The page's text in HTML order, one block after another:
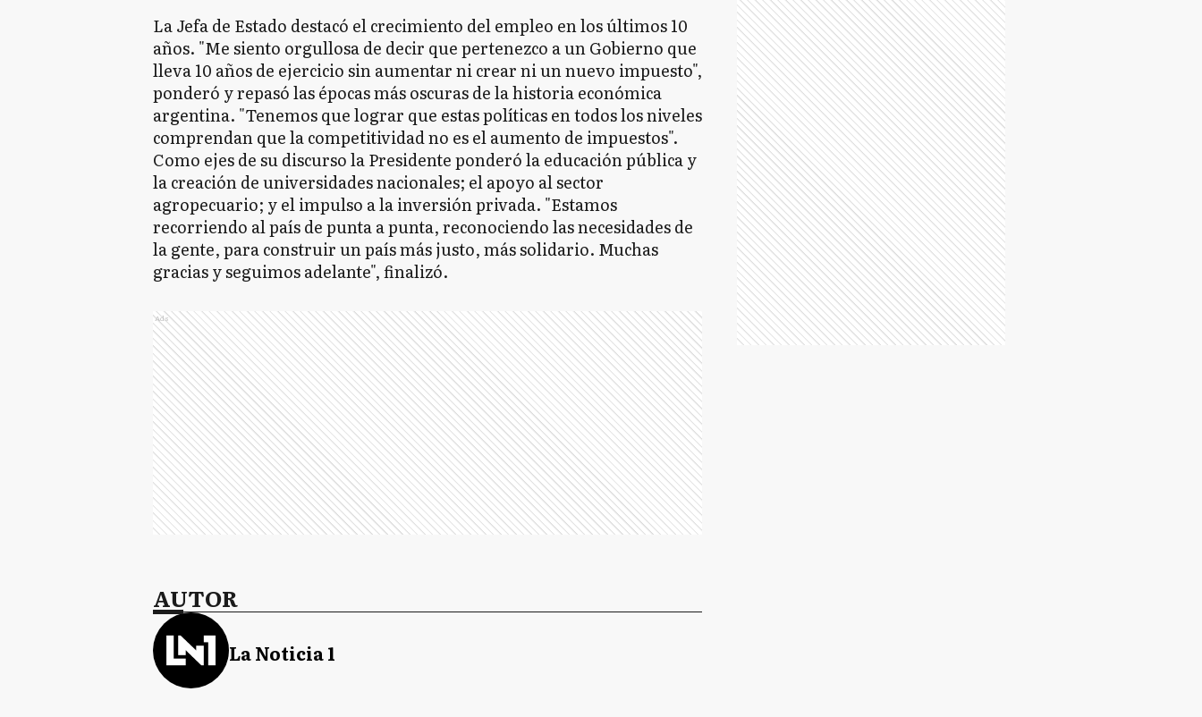
La Jefa de Estado destacó el crecimiento del empleo en los últimos 10
años. "Me siento orgullosa de decir que pertenezco a un Gobierno que
lleva 10 años de ejercicio sin aumentar ni crear ni un nuevo impuesto",
ponderó y repasó las épocas más oscuras de la historia económica
argentina. "Tenemos que lograr que estas políticas en todos los niveles
comprendan que la competitividad no es el aumento de impuestos".
Como ejes de su discurso la Presidente ponderó la educación pública y
la creación de universidades nacionales; el apoyo al sector
agropecuario; y el impulso a la inversión privada. "Estamos
recorriendo al país de punta a punta, reconociendo las necesidades de
la gente, para construir un país más justo, más solidario. Muchas
gracias y seguimos adelante", finalizó.
Ads
AUTOR
La Noticia 1